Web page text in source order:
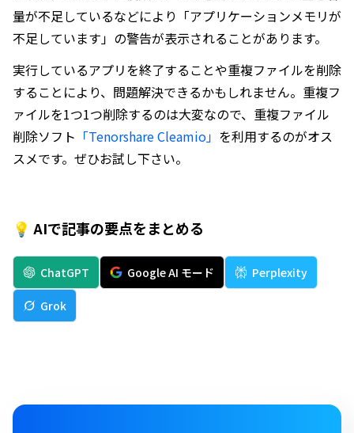
量が不足しているなどにより「アプリケーションメモリが
不足しています」の警告が表示されることがあります。
実行しているアプリを終了することや重複ファイルを削除
することにより、問題解決できるかもしれません。重複フ
ァイルを1つ1つ削除するのは大変なので、重複ファイル
削除ソフト 「Tenorshare Cleamio」 を利用するのがオス
スメです。ぜひお試し下さい。
💡 AIで記事の要点をまとめる
ChatGPT Google AI モード Perplexity
Grok